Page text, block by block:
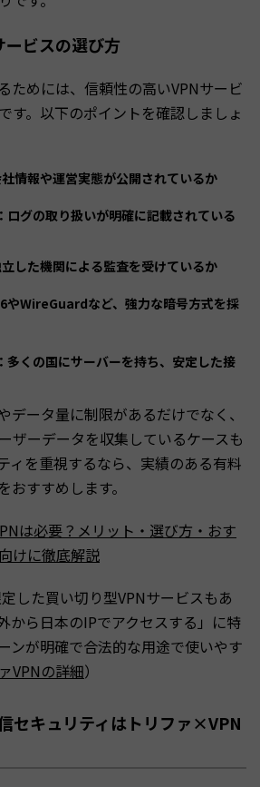
ビスの選び方
ためには、信頼性の高いVPNサービ
す。以下のポイントを確認しましょ
情報や運営実態が公開されているか
ログの取り扱いが明確に記載されている
した機関による監査を受けているか
やWireGuardなど、強力な暗号方式を採
多くの国にサーバーを持ち、安定した接
データ量に制限があるだけでなく、
ザーデータを収集しているケースも
ィを重視するなら、実績のある有料
おすすめします。
は必要？メリット・選び方・おす
けに徹底解説
した買い切り型VPNサービスもあ
から日本のIPでアクセスする」に特
ンが明確で合法的な用途で使いやす
VPNの詳細）
セキュリティはトリファ×VPN